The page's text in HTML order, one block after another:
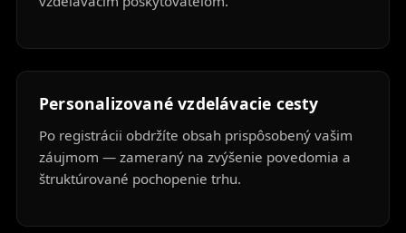
Personalizované vzdelávacie cesty
Po registrácii obdržíte obsah prispôsobený vašim
záujmom — zameraný na zvýšenie povedomia a
štruktúrované pochopenie trhu.